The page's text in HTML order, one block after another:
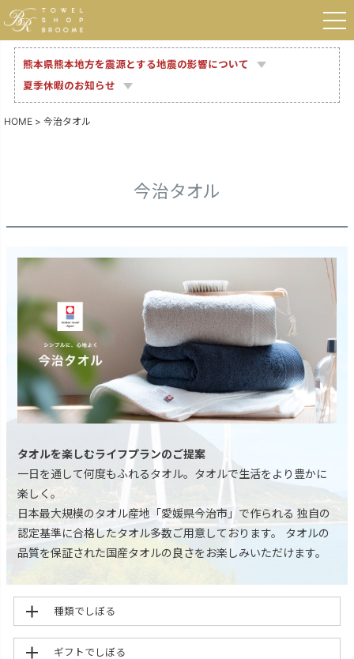
熊本県熊本地方を震源とする地震の影響について
夏季休暇のお知らせ
HOME 今治タオル
今治タオル
タオルを楽しむライフプランのご提案
一日を通して何度もふれるタオル。タオルで生活をより豊かに
楽しく。
日本最大規模のタオル産地「愛媛県今治市」で作られる 独自の
認定基準に合格したタオル多数ご用意しております。 タオルの
品質を保証された国産タオルの良さをお楽しみいただけます。
種類でしぼる
ギフトでしぼる